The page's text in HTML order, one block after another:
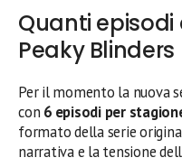
Quanti episodi
Peaky Blinders
Per il momento la nuova
con 6 episodi per
formato della serie
narrativa e la tensione